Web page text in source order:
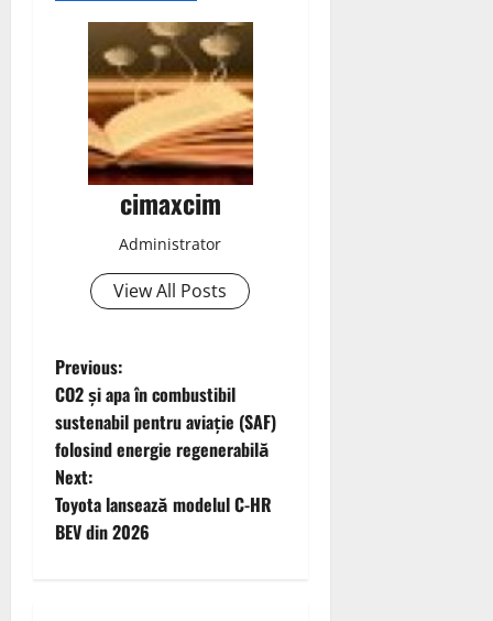
cimaxcim
Administrator
View All Posts
P
o
s
t
Previous:
CO2 și apa în combustibil
sustenabil pentru aviație (SAF)
folosind energie regenerabilă
Next:
Toyota lansează modelul C-HR
BEV din 2026